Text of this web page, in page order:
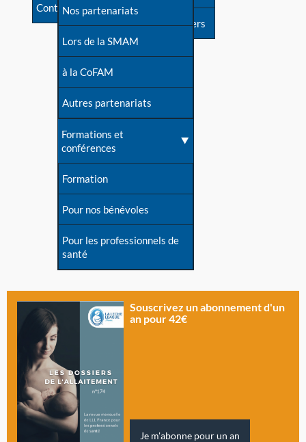
Contact
S'inscrire à nos newsletters
Nos partenariats
Lors de la SMAM
à la CoFAM
Autres partenariats
Formations et
conférences
Formation
Pour nos bénévoles
Pour les professionnels de
santé
Souscrivez un abonnement d'un
an pour 42€
Je m'abonne pour un an